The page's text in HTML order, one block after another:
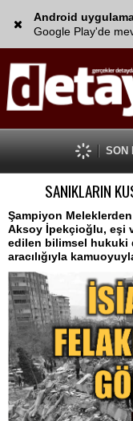
Android
Google Play'de
SON
SANIKLARIN
Şampiyon
Aksoy İpekçioğlu, eşi
edilen bilimsel hukuki
aracılığıyla